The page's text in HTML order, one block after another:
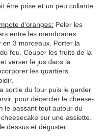
être prise et un peu collante
d'oranges: Peler les
entre les membranes
3 morceaux. Porter la
feu. Couper les fruits de la
verser le jus dans la
les quartiers
sortie du four puis le garder
pour décercler le cheese-
le passant tout autour du
sur une assiette.
dessus et déguster.